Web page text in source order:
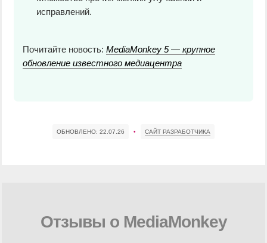
исправлений.
Почитайте новость: MediaMonkey 5 — крупное
обновление известного медиацентра
ОБНОВЛЕНО: 22.07.26 • САЙТ РАЗРАБОТЧИКА
Отзывы о MediaMonkey